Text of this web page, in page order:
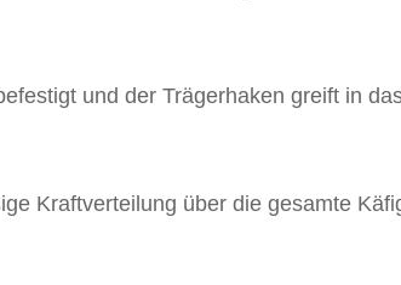
und der Trägerhaken greift in
Kraftverteilung über die gesamte